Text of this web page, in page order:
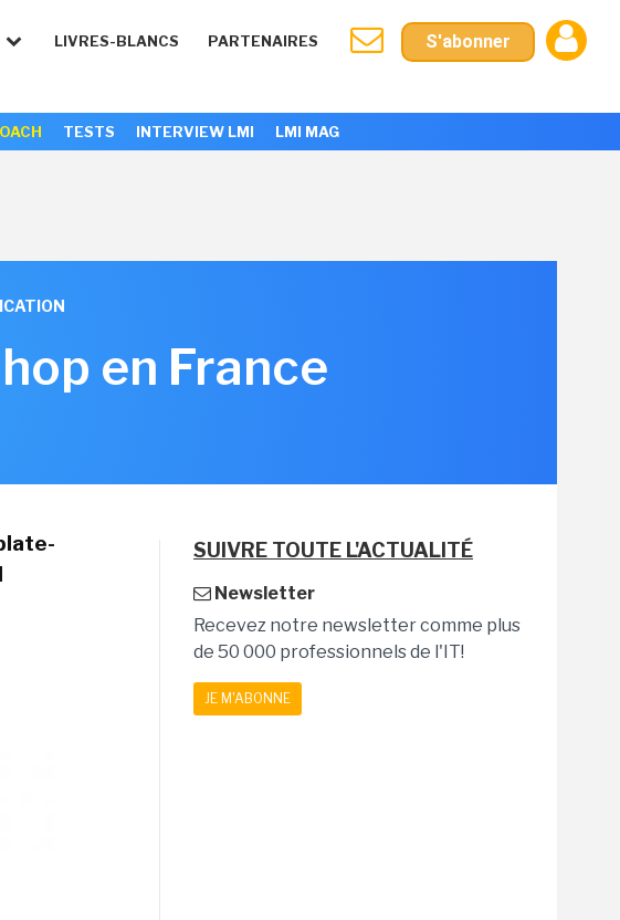
LIVRES-BLANCS PARTENAIRES S'abonner
TESTS INTERVIEW LMI LMI MAG
en France
SUIVRE TOUTE L'ACTUALITÉ
Newsletter
Recevez notre newsletter comme plus
de 50 000 professionnels de l'IT!
JE M'ABONNE